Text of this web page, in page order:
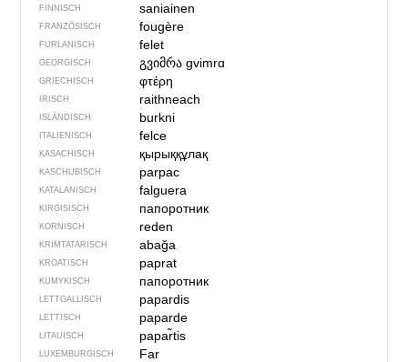
FINNISCH saniainen
FRANZÖSISCH fougère
FURLANISCH felet
GEORGISCH გვიმრაgvimrɑ
GRIECHISCH φτέρη
IRISCH raithneach
ISLÄNDISCH burkni
ITALIENISCH felce
KASACHISCH қырыққұлақ
KASCHUBISCH parpac
KATALANISCH falguera
KIRGISISCH папоротник
KORNISCH reden
KRIMTATARISCH abağa
KROATISCH paprat
KUMYKISCH папоротник
LETTGALLISCH papardis
LETTISCH paparde
LITAUISCH papar̃tis
LUXEMBURGISCH Far